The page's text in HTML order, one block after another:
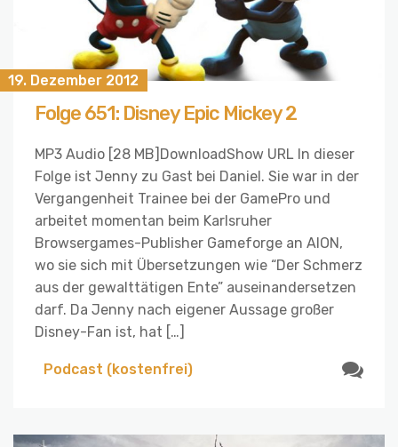
19. Dezember 2012
Folge 651: Disney Epic Mickey 2
MP3 Audio [28 MB]DownloadShow URL In dieser
Folge ist Jenny zu Gast bei Daniel. Sie war in der
Vergangenheit Trainee bei der GamePro und
arbeitet momentan beim Karlsruher
Browsergames-Publisher Gameforge an AION,
wo sie sich mit Übersetzungen wie “Der Schmerz
aus der gewalttätigen Ente” auseinandersetzen
darf. Da Jenny nach eigener Aussage großer
Disney-Fan ist, hat […]
Podcast (kostenfrei)